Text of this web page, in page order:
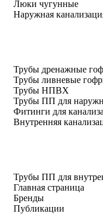
Люки чугунные
Наружная
Трубы дренажные
Трубы ливневые
Трубы НПВХ
Трубы ПП для
Фитинги для
Внутренняя
Трубы ПП для
Главная страница
Бренды
Публикации